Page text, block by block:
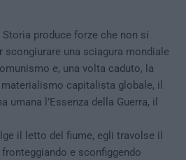
produce forze che non si
una sciagura mondiale
e, una volta caduto, la
capitalista globale, il
umana l’Essenza della Guerra, il
il letto del fiume, egli travolse il
fronteggiando e sconfiggendo